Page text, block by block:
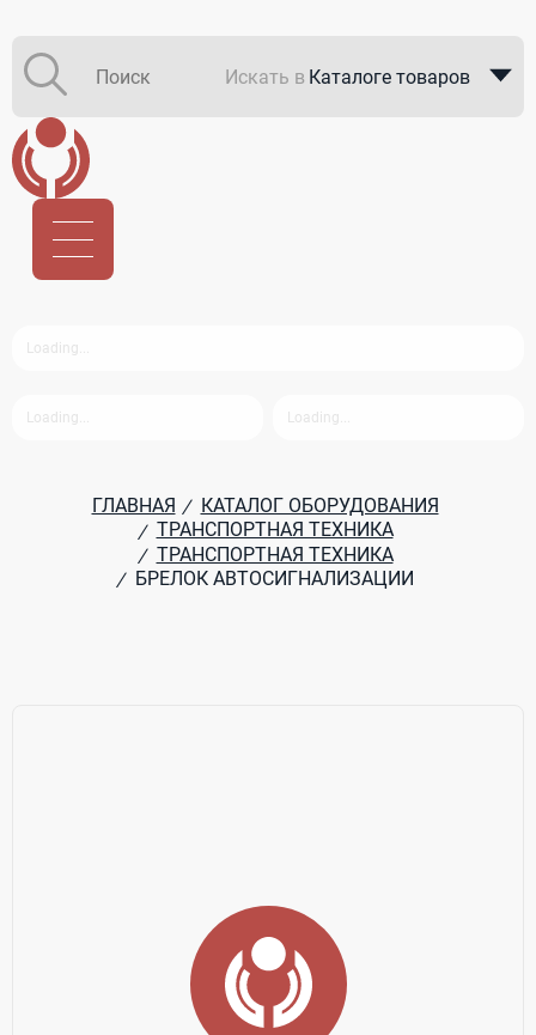
Искать в Каталоге товаров
ГЛАВНАЯ / КАТАЛОГ ОБОРУДОВАНИЯ
/ ТРАНСПОРТНАЯ ТЕХНИКА
/ ТРАНСПОРТНАЯ ТЕХНИКА
/ БРЕЛОК АВТОСИГНАЛИЗАЦИИ